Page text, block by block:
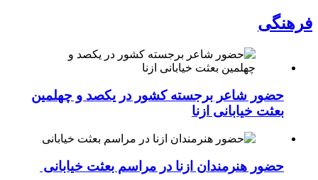
فرهنگی
حضور شاعر برجسته کشور در یکصد و چهلمین
بعثت خیابانی ازنا
حضور هنرمندان ازنا در مراسم بعثت خیابانی